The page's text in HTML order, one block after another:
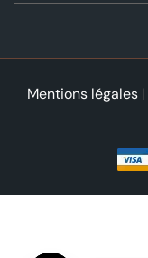
Mentions légales|